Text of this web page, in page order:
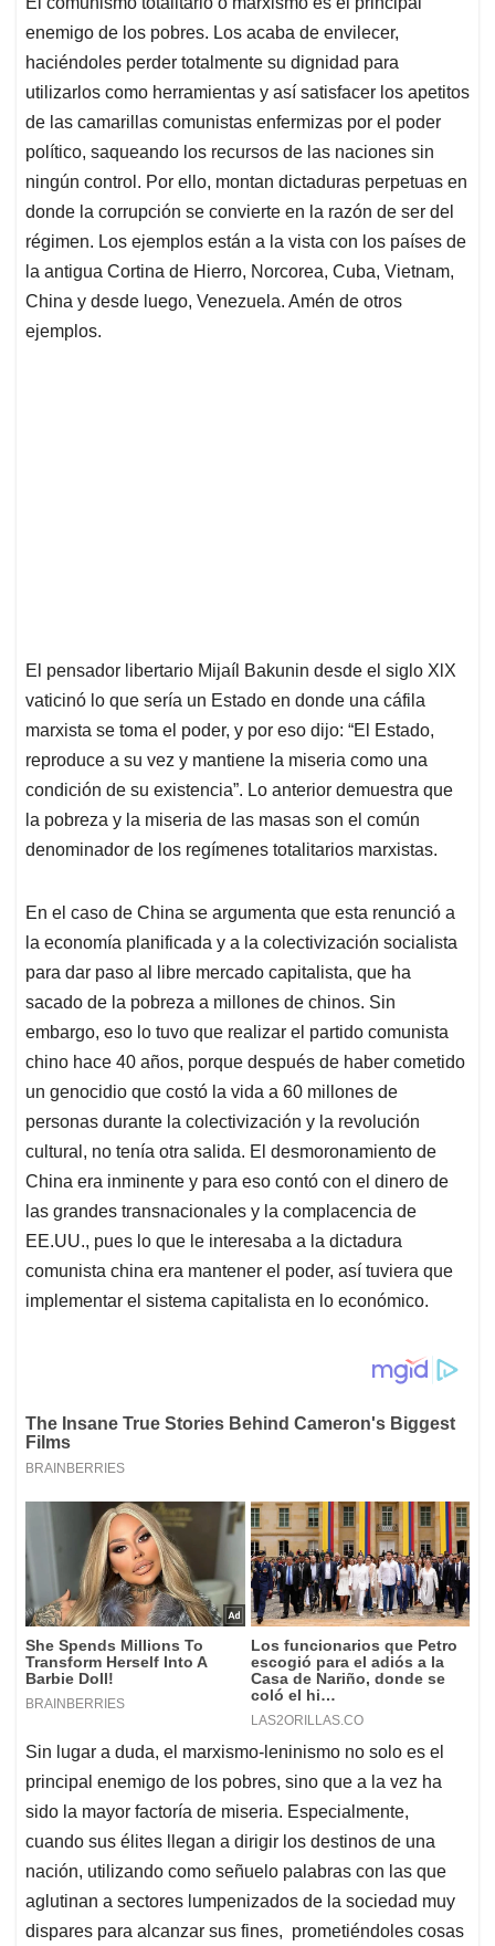
s
A
p
p
b
o
o
k
e
d
I
n
l
a
d
s
enemigo de los pobres. Los acaba de envilecer,
haciéndoles perder totalmente su dignidad para
utilizarlos como herramientas y así satisfacer los apetitos
de las camarillas comunistas enfermizas por el poder
político, saqueando los recursos de las naciones sin
ningún control. Por ello, montan dictaduras perpetuas en
donde la corrupción se convierte en la razón de ser del
régimen. Los ejemplos están a la vista con los países de
la antigua Cortina de Hierro, Norcorea, Cuba, Vietnam,
China y desde luego, Venezuela. Amén de otros
ejemplos.
El pensador libertario Mijaíl Bakunin desde el siglo XlX
vaticinó lo que sería un Estado en donde una cáfila
marxista se toma el poder, y por eso dijo: “El Estado,
reproduce a su vez y mantiene la miseria como una
condición de su existencia”. Lo anterior demuestra que
la pobreza y la miseria de las masas son el común
denominador de los regímenes totalitarios marxistas.
En el caso de China se argumenta que esta renunció a
la economía planificada y a la colectivización socialista
para dar paso al libre mercado capitalista, que ha
sacado de la pobreza a millones de chinos. Sin
embargo, eso lo tuvo que realizar el partido comunista
chino hace 40 años, porque después de haber cometido
un genocidio que costó la vida a 60 millones de
personas durante la colectivización y la revolución
cultural, no tenía otra salida. El desmoronamiento de
China era inminente y para eso contó con el dinero de
las grandes transnacionales y la complacencia de
EE.UU., pues lo que le interesaba a la dictadura
comunista china era mantener el poder, así tuviera que
implementar el sistema capitalista en lo económico.
Sin lugar a duda, el marxismo-leninismo no solo es el
principal enemigo de los pobres, sino que a la vez ha
sido la mayor factoría de miseria. Especialmente,
cuando sus élites llegan a dirigir los destinos de una
nación, utilizando como señuelo palabras con las que
aglutinan a sectores lumpenizados de la sociedad muy
dispares para alcanzar sus fines, prometiéndoles cosas